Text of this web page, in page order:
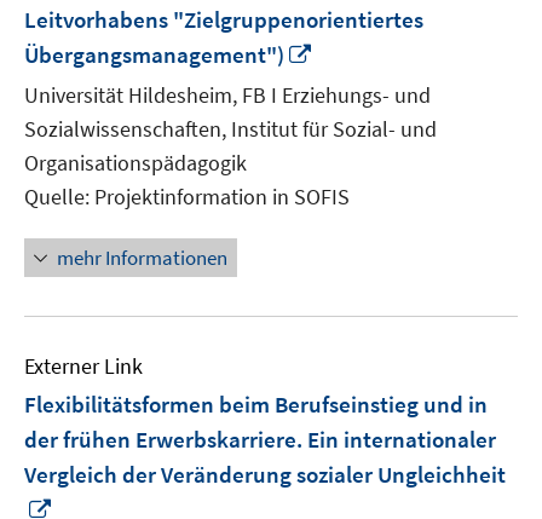
Leitvorhabens "Zielgruppenorientiertes
Übergangsmanagement")
neuem
Fenster
öffnen
Universität Hildesheim, FB I Erziehungs- und
Sozialwissenschaften, Institut für Sozial- und
Organisationspädagogik
Quelle: Projektinformation in SOFIS
mehr Informationen
Externer Link
Flexibilitätsformen beim Berufseinstieg und in
der frühen Erwerbskarriere. Ein internationaler
Vergleich der Veränderung sozialer Ungleichheit